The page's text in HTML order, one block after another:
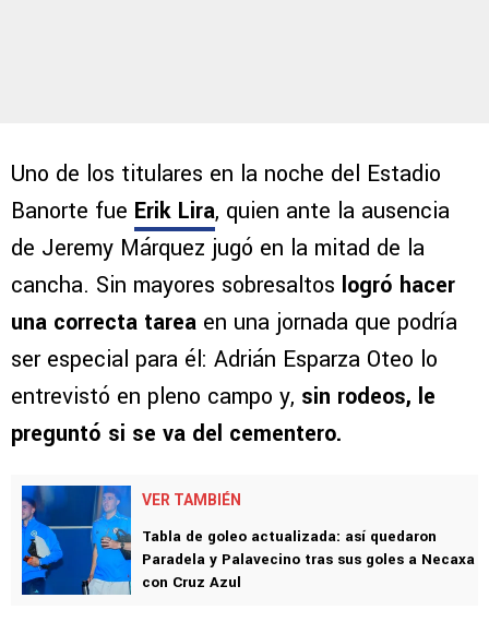
Uno de los titulares en la noche del Estadio
Banorte fue Erik Lira, quien ante la ausencia
de Jeremy Márquez jugó en la mitad de la
cancha. Sin mayores sobresaltos logró hacer
una correcta tarea en una jornada que podría
ser especial para él: Adrián Esparza Oteo lo
entrevistó en pleno campo y, sin rodeos, le
preguntó si se va del cementero.
VER TAMBIÉN
Tabla de goleo actualizada: así quedaron
Paradela y Palavecino tras sus goles a Necaxa
con Cruz Azul